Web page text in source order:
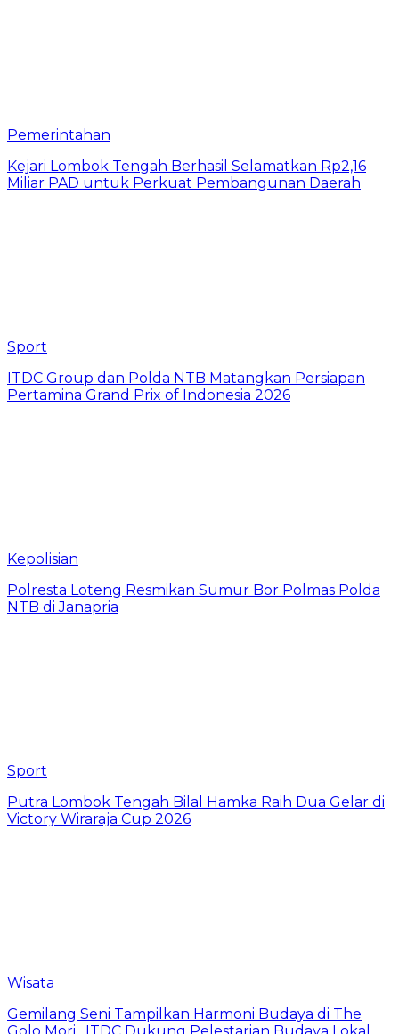
Pemerintahan
Kejari Lombok Tengah Berhasil Selamatkan Rp2,16
Miliar PAD untuk Perkuat Pembangunan Daerah
Sport
ITDC Group dan Polda NTB Matangkan Persiapan
Pertamina Grand Prix of Indonesia 2026
Kepolisian
Polresta Loteng Resmikan Sumur Bor Polmas Polda
NTB di Janapria
Sport
Putra Lombok Tengah Bilal Hamka Raih Dua Gelar di
Victory Wiraraja Cup 2026
Wisata
Gemilang Seni Tampilkan Harmoni Budaya di The
Golo Mori , ITDC Dukung Pelestarian Budaya Lokal